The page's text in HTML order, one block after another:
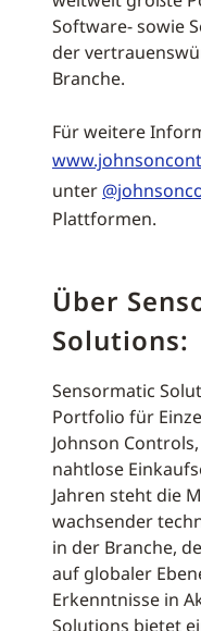
Software- sowie
der
Branche.
Für weitere
unter
Plattformen.
Über
Solutions:
Sensormatic
Portfolio für
Johnson
nahtlose
Jahren steht die
wachsender
in der Branche,
auf globaler
Erkenntnisse in
Solutions bietet